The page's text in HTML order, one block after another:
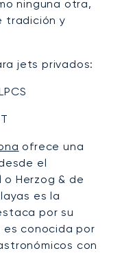
ninguna otra,
tradición y
jets privados:
ofrece una
el
Herzog & de
es la
por su
conocida por
con